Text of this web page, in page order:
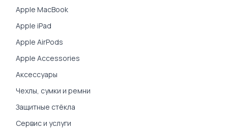
Apple MacBook
Apple iPad
Apple AirPods
Apple Accessories
Аксессуары
Чехлы, сумки и ремни
Защитные стёкла
Сервис и услуги